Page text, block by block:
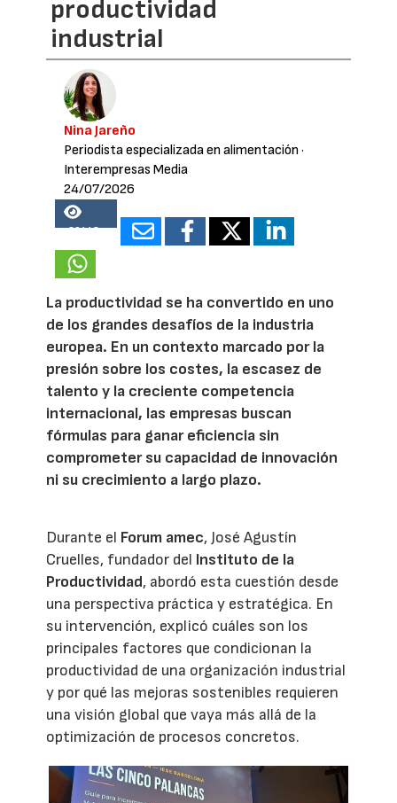
productividad
industrial
Nina Jareño
Periodista especializada en alimentación ·
Interempresas Media
24/07/2026
20448
La productividad se ha convertido en uno
de los grandes desafíos de la industria
europea. En un contexto marcado por la
presión sobre los costes, la escasez de
talento y la creciente competencia
internacional, las empresas buscan
fórmulas para ganar eficiencia sin
comprometer su capacidad de innovación
ni su crecimiento a largo plazo.
Durante el Forum amec, José Agustín
Cruelles, fundador del Instituto de la
Productividad, abordó esta cuestión desde
una perspectiva práctica y estratégica. En
su intervención, explicó cuáles son los
principales factores que condicionan la
productividad de una organización industrial
y por qué las mejoras sostenibles requieren
una visión global que vaya más allá de la
optimización de procesos concretos.